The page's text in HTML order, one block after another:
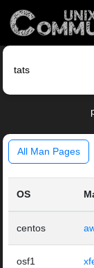
All Man Pages
OS
centos
osf1